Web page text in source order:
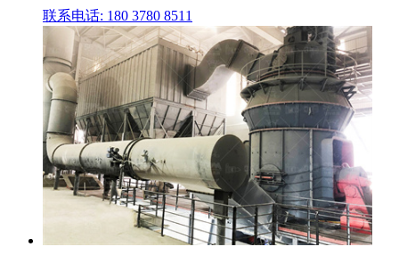
联系电话: 180 3780 8511